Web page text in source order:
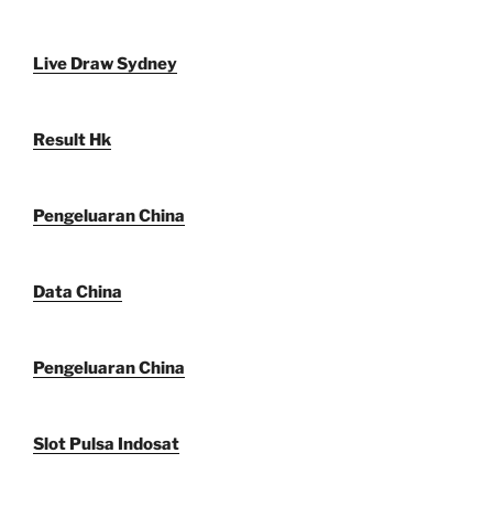
Live Draw Sydney
Result Hk
Pengeluaran China
Data China
Pengeluaran China
Slot Pulsa Indosat